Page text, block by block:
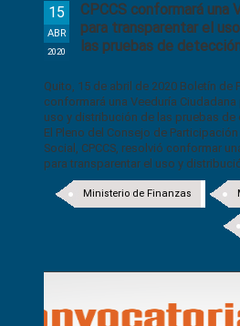
CPCCS conformará una
para transparentar el
las pruebas de
15
ABR
2020
Quito, 15 de abril de 2020 Boletín de
conformará una Veeduría Ciudadana
uso y distribución de las pruebas de
El Pleno del Consejo de
Social, CPCCS, resolvió conformar
para transparentar el uso y
Ministerio de Finanzas